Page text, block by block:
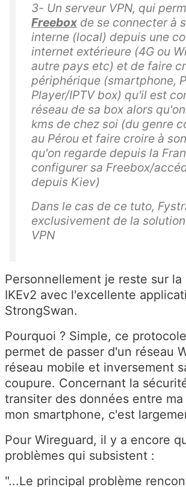
3- Un serveur VPN, qui
Freebox de se connecter à
interne (local) depuis une
internet extérieure (4G ou
autre pays etc) et de faire
périphérique (smartphone,
Player/IPTV box) qu'il est
réseau de sa box alors
kms de chez soi (du genre
au Pérou et faire croire à
qu'on regarde depuis la
configurer sa Freebox/
depuis Kiev)
Dans le cas de ce tuto,
exclusivement de la
VPN
Personnellement je reste sur la
IKEv2 avec l'excellente
StrongSwan.
Pourquoi ? Simple, ce
permet de passer d'un réseau
réseau mobile et inversement
coupure. Concernant la
transiter des données entre
mon smartphone, c'est
Pour Wireguard, il y a encore
problèmes qui subsistent :
"...Le principal problème